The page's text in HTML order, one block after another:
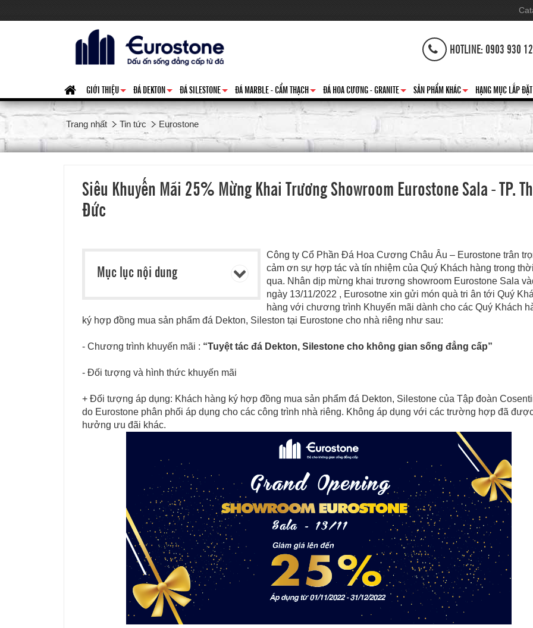
HOTLINE: 0903 930
+
GIỚI THIỆU
+
ĐÁ DEKTON
+
ĐÁ SILESTONE
+
ĐÁ MARBLE - CẨM THẠCH
+
ĐÁ HOA CƯƠNG - GRANITE
+
SẢN PHẨM KHÁC HẠNG MỤC LẮP ĐẶT
Trang nhất Tin tức Eurostone
Siêu Khuyến Mãi 25% Mừng Khai Trương Showroom Eurostone Sala - TP.
Đức
Mục lục nội dung
Công ty Cổ Phần Đá Hoa Cương Châu Âu – Eurostone trân
cảm ơn sự hợp tác và tín nhiệm của Quý Khách hàng trong
qua. Nhân dịp mừng khai trương showroom Eurostone Sala
ngày 13/11/2022 , Eurosotne xin gửi món quà tri ân tới Quý
hàng với chương trình Khuyến mãi dành cho các Quý Khách
ký hợp đồng mua sản phẩm đá Dekton, Sileston tại Eurostone cho nhà riêng như sau:
- Chương trình khuyến mãi : “Tuyệt tác đá Dekton, Silestone cho không gian sống đẳng cấp”
- Đối tượng và hình thức khuyến mãi
+ Đối tượng áp dụng: Khách hàng ký hợp đồng mua sản phẩm đá Dekton, Silestone của Tập đoàn
do Eurostone phân phối áp dụng cho các công trình nhà riêng. Không áp dụng với các trường hợp đã
hưởng ưu đãi khác.